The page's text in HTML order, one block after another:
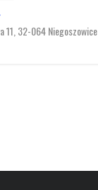
11, 32-064 Niegoszowice